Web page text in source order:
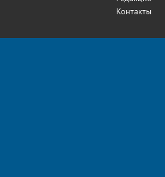
Контакты